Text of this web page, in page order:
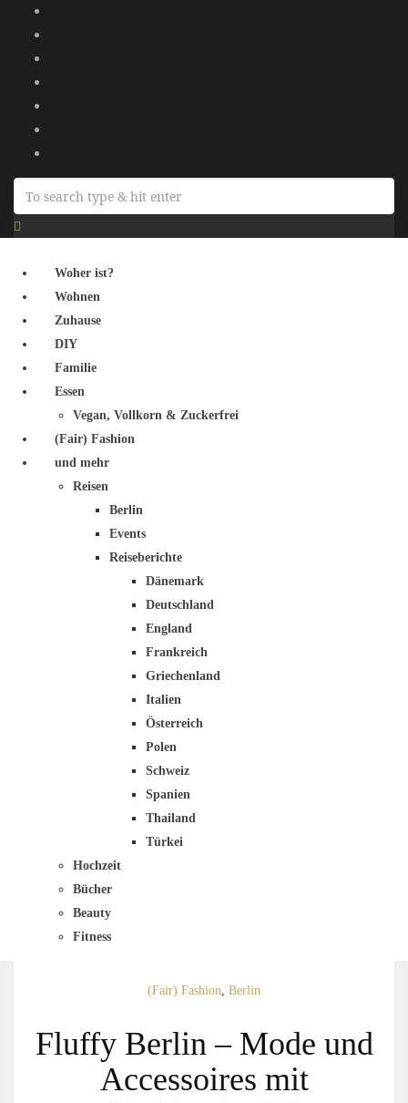
Woher ist?
Wohnen
Zuhause
DIY
Familie
Essen
Vegan, Vollkorn & Zuckerfrei
(Fair) Fashion
und mehr
Reisen
Berlin
Events
Reiseberichte
Dänemark
Deutschland
England
Frankreich
Griechenland
Italien
Österreich
Polen
Schweiz
Spanien
Thailand
Türkei
Hochzeit
Bücher
Beauty
Fitness
(Fair) Fashion, Berlin
Fluffy Berlin – Mode und
Accessoires mit